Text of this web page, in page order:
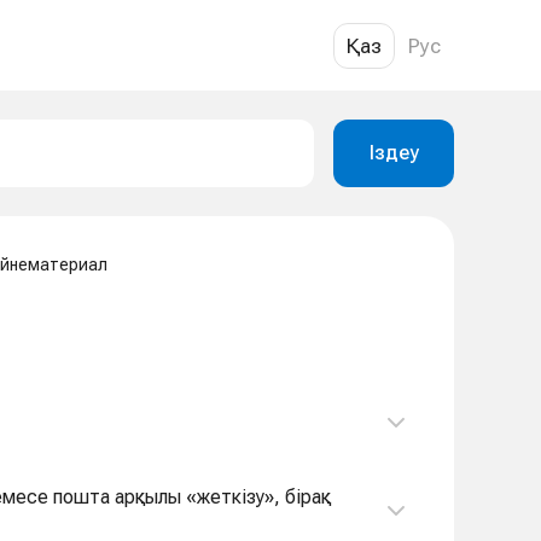
Қаз Рус
Іздеу
пошта арқылы «жеткізу», бірақ